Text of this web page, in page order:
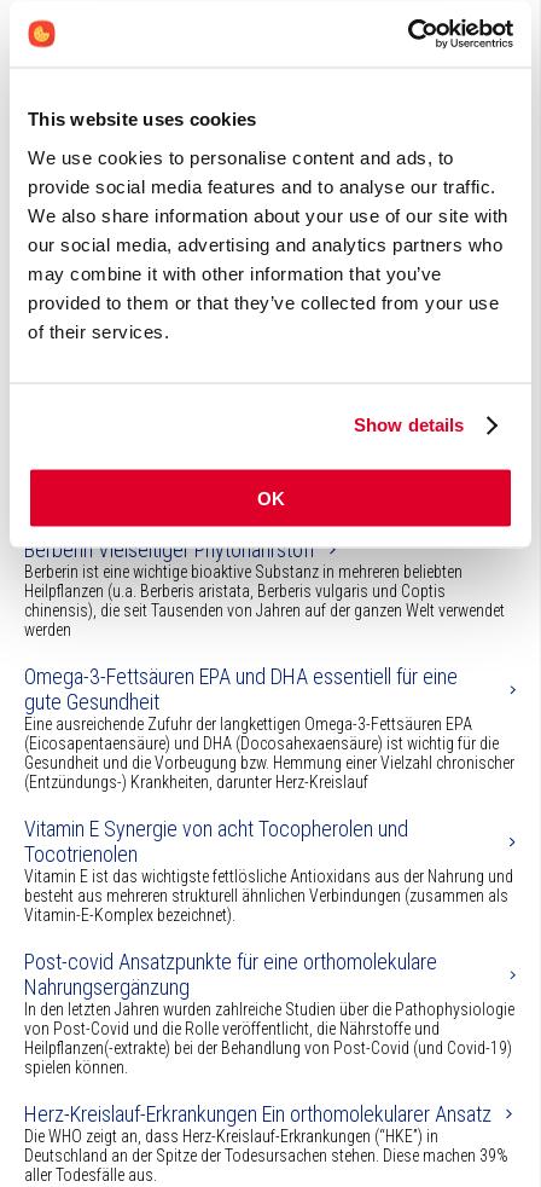
This website uses cookies
We use cookies to personalise content and ads, to
provide social media features and to analyse our traffic.
We also share information about your use of our site with
our social media, advertising and analytics partners who
may combine it with other information that you’ve
provided to them or that they’ve collected from your use
of their services.
Show details
OK
Ginkgo biloba, Wirkungsmechanismen und klinische
Vitamin B12 Wirkung und Anwendungsgebiete
Vitamin B12 ist ein essentieller Nährstoff, der unter anderem bei der DNA-
Synthese, zellulären Reparaturprozessen, der Blutbildung und Hirnfunktion
eine bedeutende Rolle spielt.
Boswellia serrata (Weihrauch), ein natürlicher
Entzündungshemmer ein natürlicher Entzündungshemmer
Boswellia serrata (Weihrauch), ein natürlicher Entzündungshemmer
Einleitung In der traditionellen indischen Medizin (Ayurveda) wird das
getrocknete Gummiharz (‘Boswellia’, Oleoresin, Olibanum, Salai Guggal,
Indian frankincense) des tropischen Weihrauchbau
Analgetikum (Schmerzmittel) und Antiphlogistikum
Wirbellosen, aber auch in Pflanzen vorkommt.
Berberin Vielseitiger Phytonährstoff
Berberin ist eine wichtige bioaktive Substanz in mehreren beliebten
Heilpflanzen (u.a. Berberis aristata, Berberis vulgaris und Coptis
chinensis), die seit Tausenden von Jahren auf der ganzen Welt verwendet
werden
Omega-3-Fettsäuren EPA und DHA essentiell für eine
gute Gesundheit
Eine ausreichende Zufuhr der langkettigen Omega-3-Fettsäuren EPA
(Eicosapentaensäure) und DHA (Docosahexaensäure) ist wichtig für die
Gesundheit und die Vorbeugung bzw. Hemmung einer Vielzahl chronischer
(Entzündungs-) Krankheiten, darunter Herz-Kreislauf
Vitamin E Synergie von acht Tocopherolen und
Tocotrienolen
Vitamin E ist das wichtigste fettlösliche Antioxidans aus der Nahrung und
besteht aus mehreren strukturell ähnlichen Verbindungen (zusammen als
Vitamin-E-Komplex bezeichnet).
Post-covid Ansatzpunkte für eine orthomolekulare
Nahrungsergänzung
In den letzten Jahren wurden zahlreiche Studien über die Pathophysiologie
von Post-Covid und die Rolle veröffentlicht, die Nährstoffe und
Heilpflanzen(-extrakte) bei der Behandlung von Post-Covid (und Covid-19)
spielen können.
Herz-Kreislauf-Erkrankungen Ein orthomolekularer Ansatz
Die WHO zeigt an, dass Herz-Kreislauf-Erkrankungen (“HKE”) in
Deutschland an der Spitze der Todesursachen stehen. Diese machen 39%
aller Todesfälle aus.